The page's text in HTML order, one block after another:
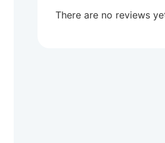
There are no reviews